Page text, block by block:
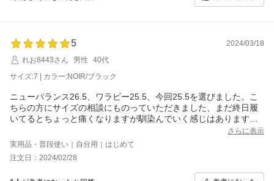
5
2024/03/18
れお8443さん
男性
40代
サイズ:7 | カラー:NOIR/ブラック
ニューバランス26.5、ワラビー25.5、今回25.5を選びました。こ
ちらの方にサイズの相談にものっていただきました、まだ終日履
いてるとちょっと痛くなりますが馴染んでいく感じはあります、
さらに表示
実用品・普段使い｜自分用｜はじめて
注文日：2024/02/28